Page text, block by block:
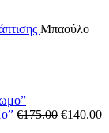
Μπαούλο
€175.00 Original
€140.00